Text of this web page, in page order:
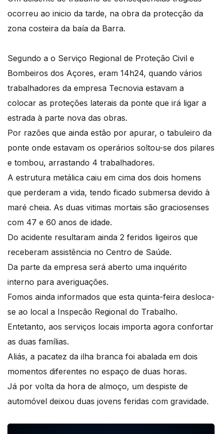
ocorreu ao inicio da tarde, na obra da protecção da
zona costeira da baía da Barra.
Segundo a o Serviço Regional de Proteção Civil e
Bombeiros dos Açores, eram 14h24, quando vários
trabalhadores da empresa Tecnovia estavam a
colocar as proteções laterais da ponte que irá ligar a
estrada à parte nova das obras.
Por razões que ainda estão por apurar, o tabuleiro da
ponte onde estavam os operários soltou-se dos pilares
e tombou, arrastando 4 trabalhadores.
A estrutura metálica caiu em cima dos dois homens
que perderam a vida, tendo ficado submersa devido à
maré cheia. As duas vitimas mortais são graciosenses
com 47 e 60 anos de idade.
Do acidente resultaram ainda 2 feridos ligeiros que
receberam assistência no Centro de Saúde.
Da parte da empresa será aberto uma inquérito
interno para averiguações.
Fomos ainda informados que esta quinta-feira desloca-
se ao local a Inspecão Regional do Trabalho.
Entetanto, aos serviços locais importa agora confortar
as duas famílias.
Aliás, a pacatez da ilha branca foi abalada em dois
momentos diferentes no espaço de duas horas.
Já por volta da hora de almoço, um despiste de
automóvel deixou duas jovens feridas com gravidade.